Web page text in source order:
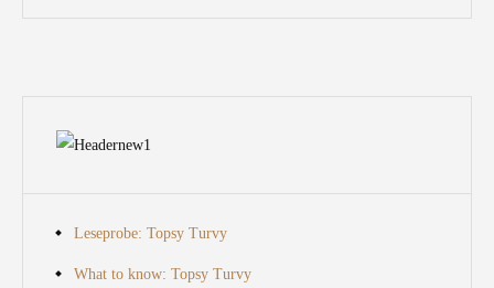
Leseprobe: Topsy Turvy
What to know: Topsy Turvy